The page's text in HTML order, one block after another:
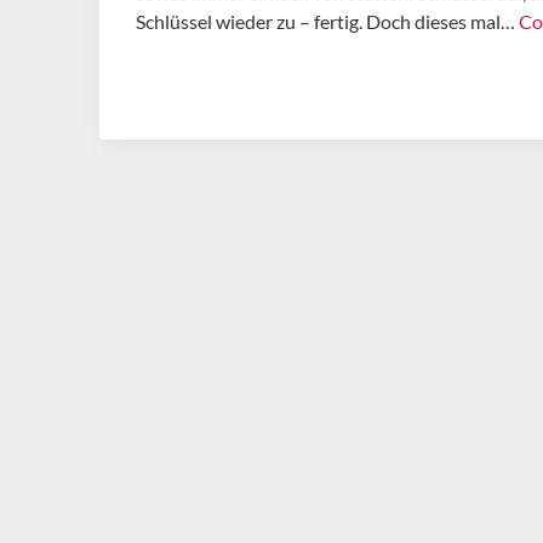
Schlüssel wieder zu – fertig. Doch dieses mal…